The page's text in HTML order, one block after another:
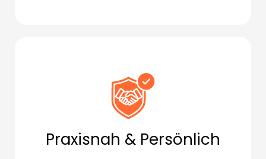
Praxisnah & Persönlich